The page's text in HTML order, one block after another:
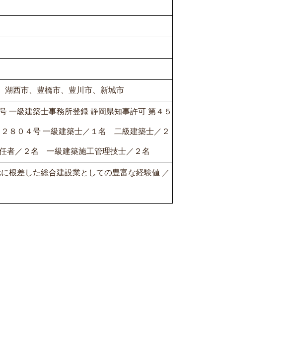
湖西市、豊橋市、豊川市、新城市
一級建築士事務所登録 静岡県知事許可 第４５
８０４号 一級建築士／１名 二級建築士／２
者／２名 一級建築施工管理技士／２名
根差した総合建設業としての豊富な経験値 ／